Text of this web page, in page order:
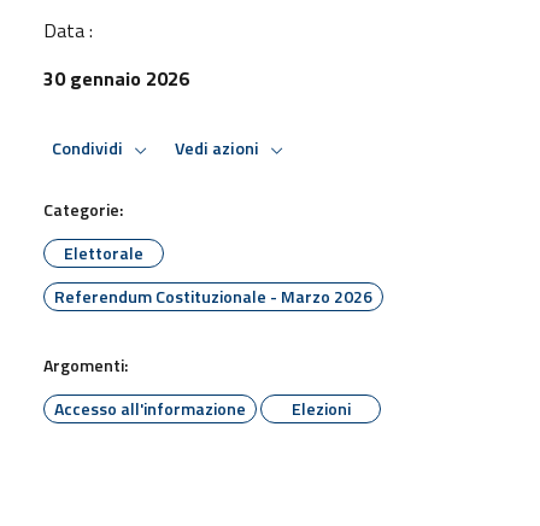
Data :
30 gennaio 2026
Condividi Vedi azioni
Categorie:
Elettorale
Referendum Costituzionale - Marzo 2026
Argomenti:
Accesso all'informazione
Elezioni